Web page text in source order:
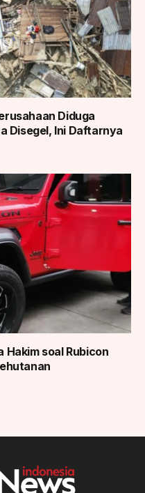
Diduga
Disegel, Ini Daftarnya
Hakim soal Rubicon